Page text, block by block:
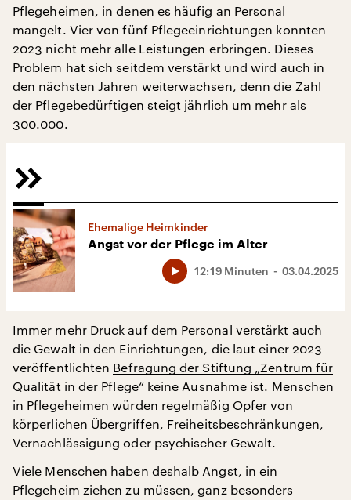
Pflegeheimen, in denen es häufig an Personal
mangelt. Vier von fünf Pflegeeinrichtungen konnten
2023 nicht mehr alle Leistungen erbringen. Dieses
Problem hat sich seitdem verstärkt und wird auch in
den nächsten Jahren weiterwachsen, denn die Zahl
der Pflegebedürftigen steigt jährlich um mehr als
300.000.
Ehemalige Heimkinder
Angst vor der Pflege im Alter
03.04.2025
12:19 Minuten
Immer mehr Druck auf dem Personal verstärkt auch
die Gewalt in den Einrichtungen, die laut einer 2023
veröffentlichten Befragung der Stiftung „Zentrum für
Qualität in der Pflege“ keine Ausnahme ist. Menschen
in Pflegeheimen würden regelmäßig Opfer von
körperlichen Übergriffen, Freiheitsbeschränkungen,
Vernachlässigung oder psychischer Gewalt.
Viele Menschen haben deshalb Angst, in ein
Pflegeheim ziehen zu müssen, ganz besonders